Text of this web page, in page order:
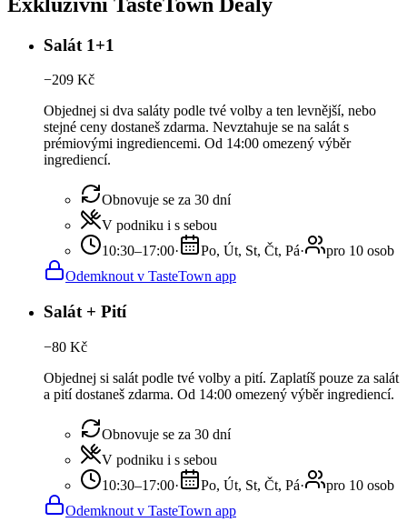
Salát 1+1
−209 Kč
Objednej si dva saláty podle tvé volby a ten levnější, nebo
stejné ceny dostaneš zdarma. Nevztahuje se na salát s
prémiovými ingrediencemi. Od 14:00 omezený výběr
ingrediencí.
Obnovuje se za 30 dní
V podniku i s sebou
10:30–17:00· Po, Út, St, Čt, Pá·
pro 10 osob
Odemknout v TasteTown app
Salát + Pití
−80 Kč
Objednej si salát podle tvé volby a pití. Zaplatíš pouze za salát
a pití dostaneš zdarma. Od 14:00 omezený výběr ingrediencí.
Obnovuje se za 30 dní
V podniku i s sebou
10:30–17:00· Po, Út, St, Čt, Pá·
pro 10 osob
Odemknout v TasteTown app